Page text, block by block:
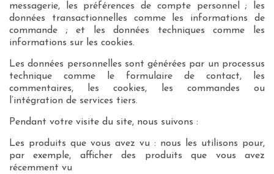
messagerie, les préférences de compte personnel ; les
données transactionnelles comme les informations de
commande ; et les données techniques comme les
informations sur les cookies.
Les données personnelles sont générées par un processus
technique comme le formulaire de contact, les
commentaires, les cookies, les commandes ou
l’intégration de services tiers.
Pendant votre visite du site, nous suivons :
Les produits que vous avez vu : nous les utilisons pour,
par exemple, afficher des produits que vous avez
récemment vu